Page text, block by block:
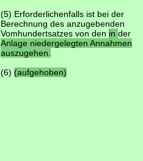
(5) Erforderlichenfalls ist bei der
Berechnung des anzugebenden
Vomhundertsatzes von den inder
Anlage niedergelegten Annahmen
auszugehen.
(6) (aufgehoben)